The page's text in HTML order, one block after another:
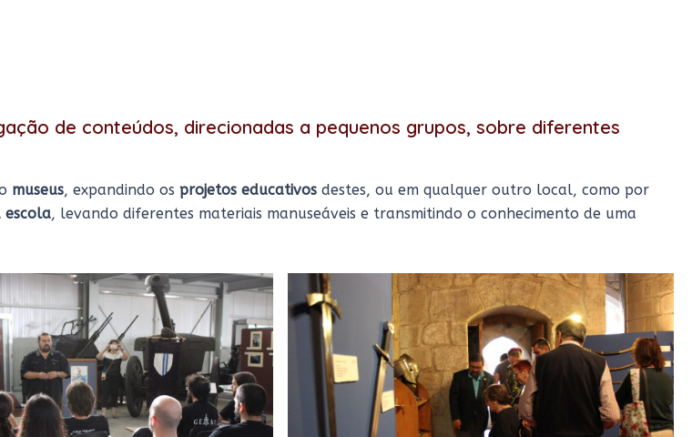
de conteúdos, direcionadas a pequenos grupos, sobre diferentes
museus, expandindo os projetos educativos destes, ou em qualquer outro local, como por
escola, levando diferentes materiais manuseáveis e transmitindo o conhecimento de uma